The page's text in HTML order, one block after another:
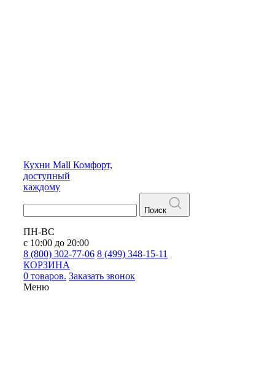
Кухни Mall Комфорт,
доступный
каждому
Поиск
ПН-ВС
с 10:00 до 20:00
8 (800) 302-77-06 8 (499) 348-15-11
КОРЗИНА
0 товаров. Заказать звонок
Меню